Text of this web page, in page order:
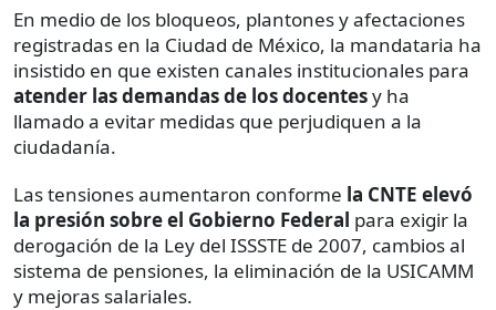
En medio de los bloqueos, plantones y afectaciones
registradas en la Ciudad de México, la mandataria ha
insistido en que existen canales institucionales para
atender las demandas de los docentesy ha
llamado a evitar medidas que perjudiquen a la
ciudadanía.
Las tensiones aumentaron conforme la CNTE elevó
la presión sobre el Gobierno Federal para exigir la
derogación de la Ley del ISSSTE de 2007, cambios al
sistema de pensiones, la eliminación de la USICAMM
y mejoras salariales.